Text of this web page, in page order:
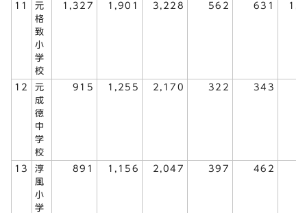
11
元
格
致
小
学
校
1,327 1,901 3,228 562 631
12
元
成
徳
中
学
校
915 1,255 2,170 322 343
13
淳
風
小
学
891 1,156 2,047 397 462